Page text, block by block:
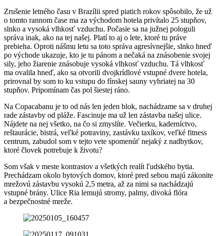
Zrušenie letného času v Brazílii spred piatich rokov spôsobilo, že už
o tomto rannom čase ma za východom hotela privítalo 25 stupňov,
slnko a vysoká vlhkosť vzduchu. Počasie sa na južnej pologuli
správa inak, ako na tej našej. Platí to aj o lete, ktoré tu práve
prebieha. Oproti nášmu letu sa toto správa agresívnejšie, slnko hneď
po východe ukazuje, kto je tu pánom a nečaká na znásobenie svojej
sily, jeho žiarenie znásobuje vysoká vlhkosť vzduchu. Tá vlhkosť
ma ovalila hneď, ako sa otvorili dvojkrídlové vstupné dvere hotela,
prirovnal by som to ku vstupu do fínskej sauny vyhriatej na 30
stupňov. Pripomínam čas pol šiestej ráno.
Na Copacabanu je to od nás len jeden blok, nachádzame sa v druhej
rade zástavby od pláže. Fascinuje ma už len zástavba našej ulice.
Nájdete na nej všetko, na čo si zmyslíte. Večierku, kaderníctvo,
reštaurácie, bistrá, veľké potraviny, zastávku taxíkov, veľké fitness
centrum, zabudol som v tejto vete spomenúť nejaký z nadbytkov,
ktoré človek potrebuje k životu?
Som však v meste kontrastov a všetkých realít ľudského bytia.
Prechádzam okolo bytových domov, ktoré pred sebou majú zákonite
mrežovú zástavbu vysokú 2,5 metra, až za nimi sa nachádzajú
vstupné brány. Ulice Ria lemujú stromy, palmy, divoká flóra
a bezpečnostné mreže.